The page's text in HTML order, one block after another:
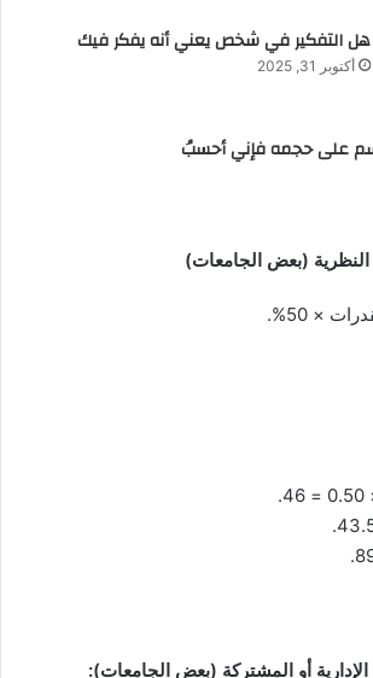
هل التفكير في شخص يعني أنه يفكر فيك
أكتوبر 31, 2025
على حجمه فإني أحسبُ